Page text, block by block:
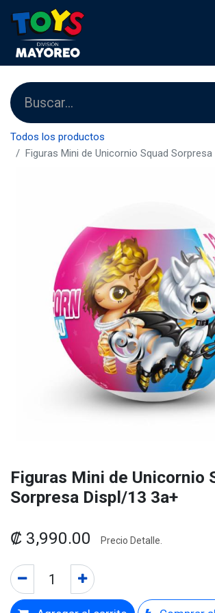
Todos los productos
Figuras Mini de Unicornio Squad
Figuras Mini de Unicornio
Sorpresa Displ/13 3a+
₡ 3,990.00 Precio Detalle.